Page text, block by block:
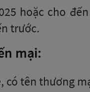
hoặc cho
trước.
mại:
có tên thương